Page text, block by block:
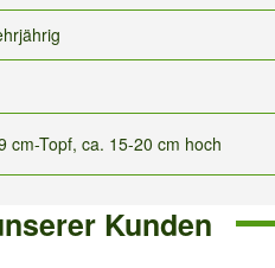
cm-Topf, ca. 15-20 cm hoch
Kunden